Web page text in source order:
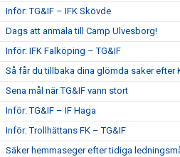
Inför: TG&IF – IFK Skövde
Dags att anmäla till Camp Ulvesborg!
Inför: IFK Falköping – TG&IF
Så får du tillbaka dina glömda saker efter
Sena mål när TG&IF vann stort
Inför: TG&IF – IF Haga
Inför: Trollhättans FK – TG&IF
Säker hemmaseger efter tidiga